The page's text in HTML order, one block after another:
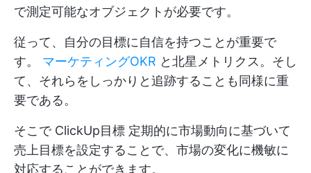
で測定可能なオブジェクトが必要です。
従って、自分の目標に自信を持つことが重要で
す。 マーケティングOKR と北星メトリクス。そし
て、それらをしっかりと追跡することも同様に重
要である。
そこで ClickUp目標 定期的に市場動向に基づいて
売上目標を設定することで、市場の変化に機敏に
対応することができます。